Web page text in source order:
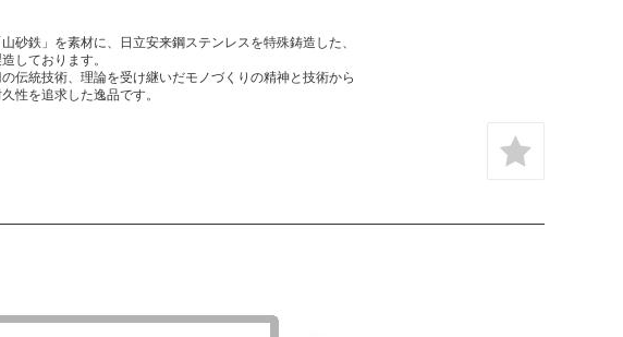
砂鉄」を素材に、日立安来鋼ステンレスを特殊鋳造した、
しております。
伝統技術、理論を受け継いだモノづくりの精神と技術から
性を追求した逸品です。